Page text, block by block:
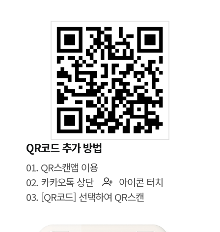
QR코드 추가 방법
01. QR스캔앱 이용
02. 카카오톡 상단
아이콘 터치
03. [QR코드] 선택하여 QR스캔